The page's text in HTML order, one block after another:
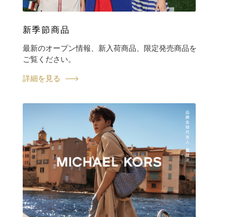
新季節商品
最新のオープン情報、新入荷商品、限定発売商品を
ご覧ください。
詳細を見る